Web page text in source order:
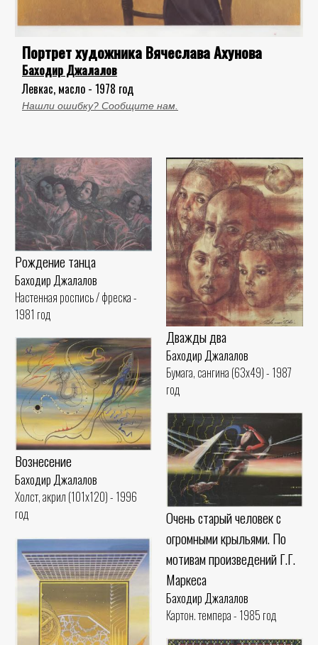
Портрет художника Вячеслава Ахунова
Баходир Джалалов
Левкас, масло - 1978 год
Нашли ошибку? Сообщите нам.
Рождение танца
Баходир Джалалов
Настенная роспись / фреска -
1981 год
Дважды два
Баходир Джалалов
Бумага, сангина (63x49) - 1987
год
Вознесение
Баходир Джалалов
Холст, акрил (101x120) - 1996
год
Очень старый человек с
огромными крыльями. По
мотивам произведений Г.Г.
Маркеса
Баходир Джалалов
Картон. темпера - 1985 год